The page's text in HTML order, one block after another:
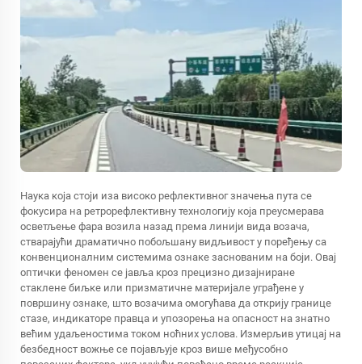
Наука која стоји иза високо рефлективног значења пута се
фокусира на ретрорефлективну технологију која преусмерава
осветљење фара возила назад према линији вида возача,
стварајући драматично побољшану видљивост у поређењу са
конвенционалним системима ознаке заснованим на боји. Овај
оптички феномен се јавља кроз прецизно дизајниране
стаклене биљке или призматичне материјале уграђене у
површину ознаке, што возачима омогућава да открију границе
стазе, индикаторе правца и упозорења на опасност на знатно
већим удаљеностима током ноћних услова. Измерљив утицај на
безбедност вожње се појављује кроз више међусобно